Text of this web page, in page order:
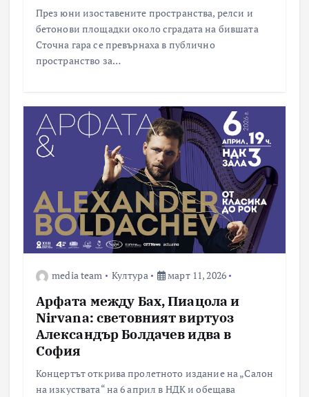
През юни изоставените пространства, релси и
бетонови площадки около сградата на бившата
Сточна гара се превърнаха в публично
пространство за…
media team Култура март 11, 2026
Арфата между Бах, Пиацола и
Nirvana: световният виртуоз
Александър Болдачев идва в
София
Концертът открива пролетното издание на „Салон
на изкуствата“ на 6 април в НДК и обещава